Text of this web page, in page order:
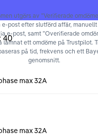
utgörs av ”Verifierade
post efter slutförd affär, manuellt
e-post, samt ”Overifierade
lämnat ett omdöme på Trustpilot.
på tid, frekvens och ett
genomsnitt.
40
max 32A
max 32A